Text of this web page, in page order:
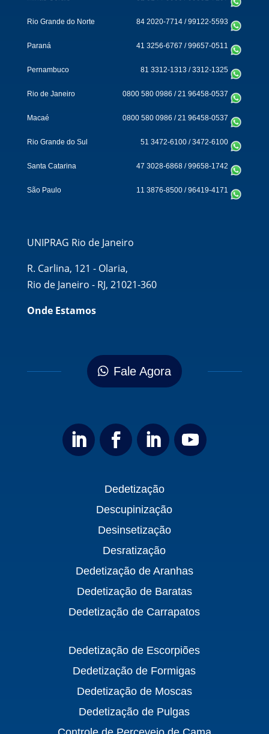
Rio Grande do Norte 84 2020-7714 /99122-5593
Paraná 41 3256-6767 /99657-0511
Pernambuco 81 3312-1313 /3312-1325
Rio de Janeiro 0800 580 0986 /21 96458-0537
Macaé 0800 580 0986 /21 96458-0537
Rio Grande do Sul 51 3472-6100 /3472-6100
Santa Catarina 47 3028-6868 /99658-1742
São Paulo 11 3876-8500 /96419-4171
UNIPRAG Rio de Janeiro
R. Carlina, 121 - Olaria,
Rio de Janeiro - RJ, 21021-360
Onde Estamos
Fale Agora
Dedetização
Descupinização
Desinsetização
Desratização
Dedetização de Aranhas
Dedetização de Baratas
Dedetização de Carrapatos
Dedetização de Escorpiões
Dedetização de Formigas
Dedetização de Moscas
Dedetização de Pulgas